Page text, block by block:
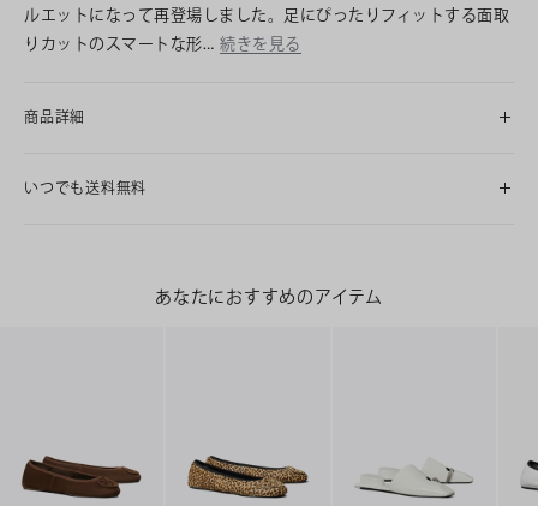
ルエットになって再登場しました。足にぴったりフィットする面取
りカットのスマートな形… 続きを見る
商品詳細
いつでも送料無料
あなたにおすすめのアイテム